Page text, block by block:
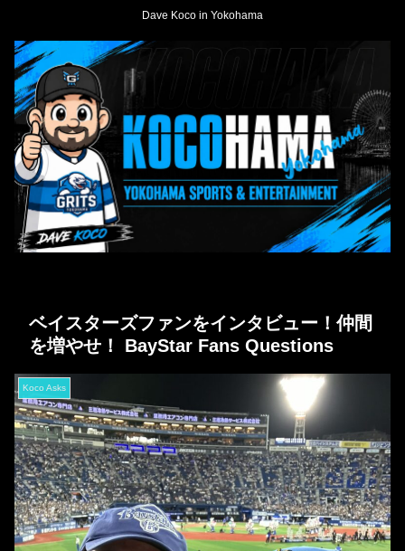
Dave Koco in Yokohama
ベイスターズファンをインタビュー！仲間
を増やせ！ BayStar Fans Questions
Koco Asks